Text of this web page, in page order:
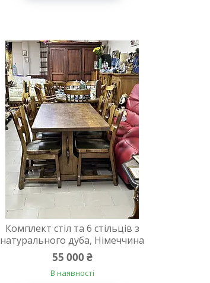
Комплект стіл та 6 стільців з
натурального дуба, Німеччина
55 000 ₴
В наявності